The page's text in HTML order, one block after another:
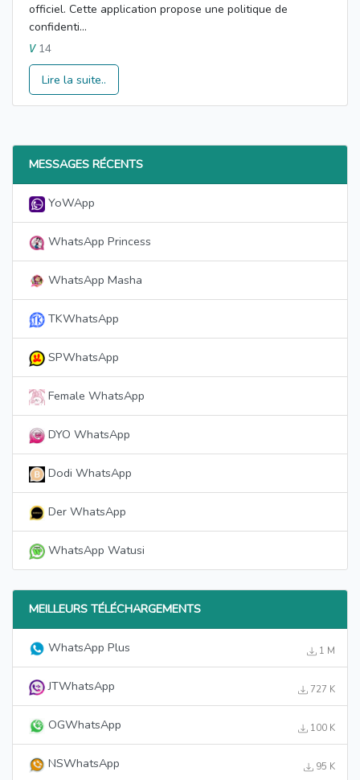
officiel. Cette application propose une politique de
confidenti...
V14
Lire la suite..
MESSAGES RÉCENTS
YoWApp
WhatsApp Princess
WhatsApp Masha
TKWhatsApp
SPWhatsApp
Female WhatsApp
DYO WhatsApp
Dodi WhatsApp
Der WhatsApp
WhatsApp Watusi
MEILLEURS TÉLÉCHARGEMENTS
WhatsApp Plus 1 M
JTWhatsApp 727 K
OGWhatsApp 100 K
NSWhatsApp 95 K